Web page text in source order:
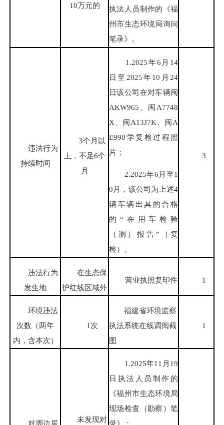
10万元的
执法人员制作的《福
州市生态环境局询问
笔录》。
违法行为
持续时间
3个月以
上，不足6个
月
1.2025年6月14
日至2025年10月24
日该公司在对车辆闽
AKW965、闽A7748
X、闽A13J7K、闽A
E998学复检过程照
片；
2.2025年6月至1
0月，该公司为上述4
辆车辆出具的合格
的“在用车检验
（测）报告”（复
检）。
3
违法行为
发生地
在生态保
护红线区域外
营业执照复印件 1
环境违法
次数（两年
内，含本次）
1次
福建省环境监察
执法系统在线调阅截
图
1
对周边居 未发现对
1.2025年11月19
日执法人员制作的
《福州市生态环境局
现场检查（勘察）笔
录》；